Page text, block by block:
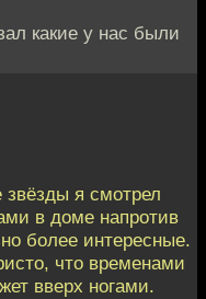
какие у нас были
я смотрел
в доме напротив
более интересные.
что временами
вверх ногами.